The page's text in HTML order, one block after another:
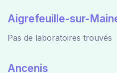
Aigrefeuille-sur-
Pas de laboratoires trouvés
Ancenis